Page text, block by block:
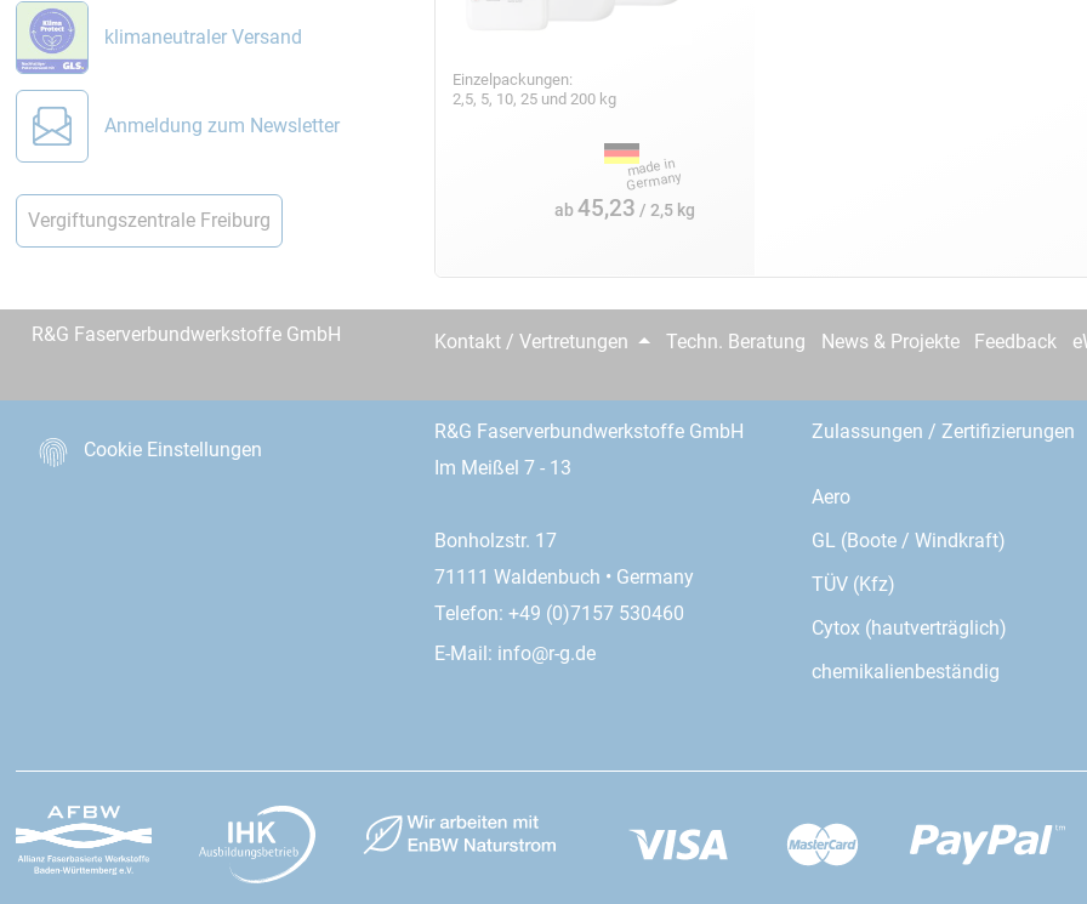
klimaneutraler Versand
Anmeldung zum Newsletter
Vergiftungszentrale Freiburg
Einzelpackungen:
2,5, 5, 10, 25 und 200 kg
ab45,23 / 2,5 kg
R&G Faserverbundwerkstoffe GmbH Kontakt / Vertretungen Techn. Beratung News & Projekte Feedback
Cookie Einstellungen
R&G Faserverbundwerkstoffe GmbH
Im Meißel 7 - 13
Bonholzstr. 17
71111 Waldenbuch • Germany
Telefon: +49 (0)7157 530460
E-Mail: info@r-g.de
Zulassungen / Zertifizierungen
Aero
GL (Boote / Windkraft)
TÜV (Kfz)
Cytox (hautverträglich)
chemikalienbeständig